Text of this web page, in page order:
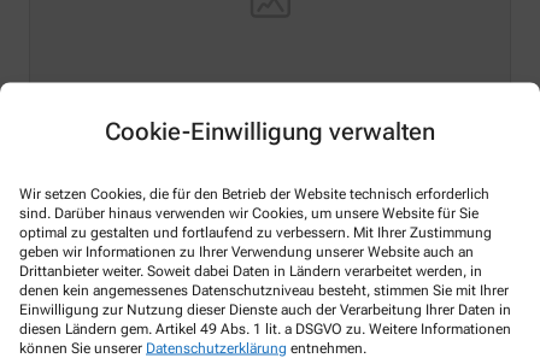
Cookie-Einwilligung verwalten
Wir setzen Cookies, die für den Betrieb der Website technisch erforderlich
sind. Darüber hinaus verwenden wir Cookies, um unsere Website für Sie
optimal zu gestalten und fortlaufend zu verbessern. Mit Ihrer Zustimmung
geben wir Informationen zu Ihrer Verwendung unserer Website auch an
Drittanbieter weiter. Soweit dabei Daten in Ländern verarbeitet werden, in
denen kein angemessenes Datenschutzniveau besteht, stimmen Sie mit Ihrer
Einwilligung zur Nutzung dieser Dienste auch der Verarbeitung Ihrer Daten in
diesen Ländern gem. Artikel 49 Abs. 1 lit. a DSGVO zu. Weitere Informationen
können Sie unserer Datenschutzerklärung entnehmen.
Welcome to WordPress on Azure Sites. This is your first
post. Edit or delete it, then start writing!
Mehr Lesen